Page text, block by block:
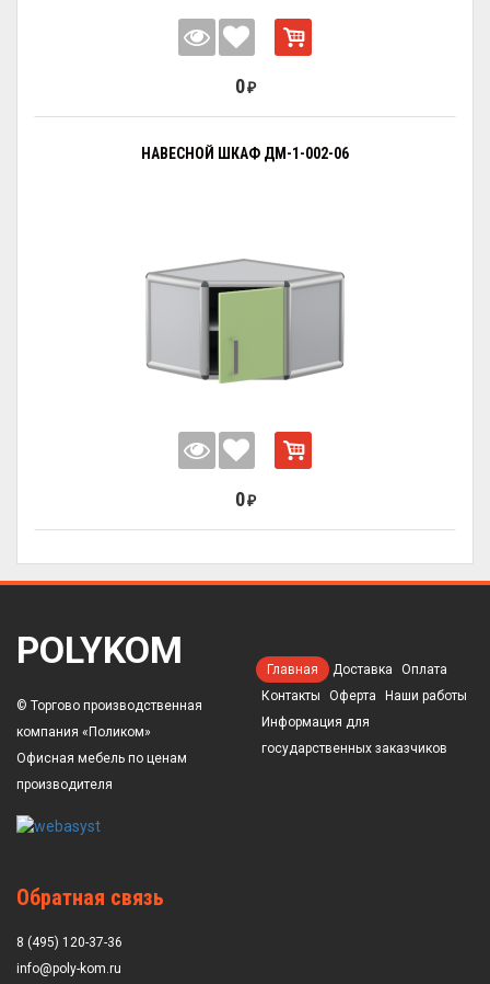
0 ₽
НАВЕСНОЙ ШКАФ ДМ-1-002-06
0 ₽
POLYKOM
© Торгово производственная
компания «Поликом»
Офисная мебель по ценам
производителя
Главная Доставка
Оплата
Контакты
Оферта
Наши работы
Информация для
государственных заказчиков
Обратная связь
8 (495) 120-37-36
info@poly-kom.ru